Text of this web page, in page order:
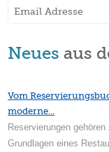
Neues aus
Vom
moderne...
Reservierungen
Grundlagen eines